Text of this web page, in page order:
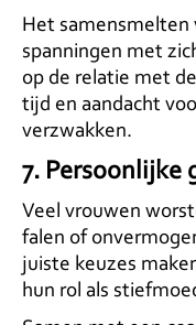
Het samensmelten
spanningen met
op de relatie met
tijd en aandacht
verzwakken.
7. Persoonlijke
Veel vrouwen
falen of
juiste keuzes
hun rol als